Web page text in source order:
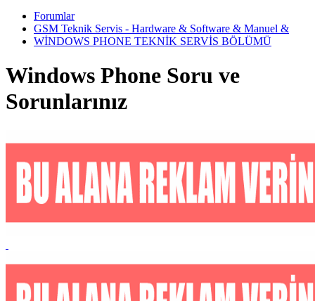
Forumlar
GSM Teknik Servis - Hardware & Software & Manuel &
WİNDOWS PHONE TEKNİK SERVİS BÖLÜMÜ
Windows Phone Soru ve
Sorunlarınız